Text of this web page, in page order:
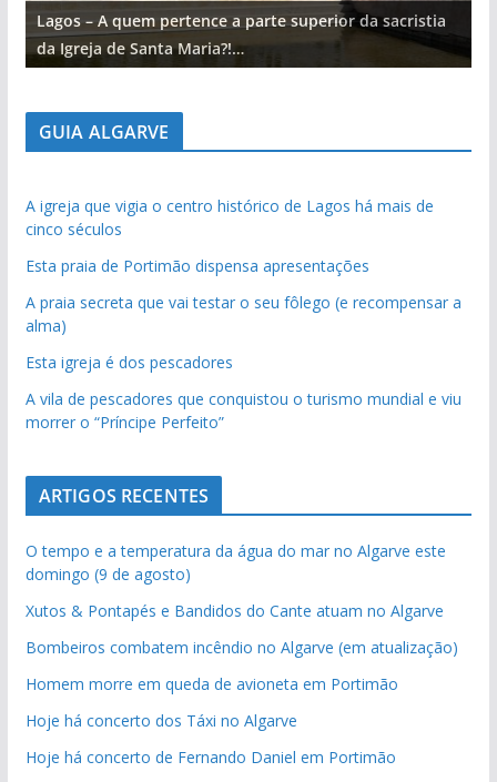
Lagos – A quem pertence a parte superior da sacristia
da Igreja de Santa Maria?!…
GUIA ALGARVE
A igreja que vigia o centro histórico de Lagos há mais de
cinco séculos
Esta praia de Portimão dispensa apresentações
A praia secreta que vai testar o seu fôlego (e recompensar a
alma)
Esta igreja é dos pescadores
A vila de pescadores que conquistou o turismo mundial e viu
morrer o “Príncipe Perfeito”
ARTIGOS RECENTES
O tempo e a temperatura da água do mar no Algarve este
domingo (9 de agosto)
Xutos & Pontapés e Bandidos do Cante atuam no Algarve
Bombeiros combatem incêndio no Algarve (em atualização)
Homem morre em queda de avioneta em Portimão
Hoje há concerto dos Táxi no Algarve
Hoje há concerto de Fernando Daniel em Portimão